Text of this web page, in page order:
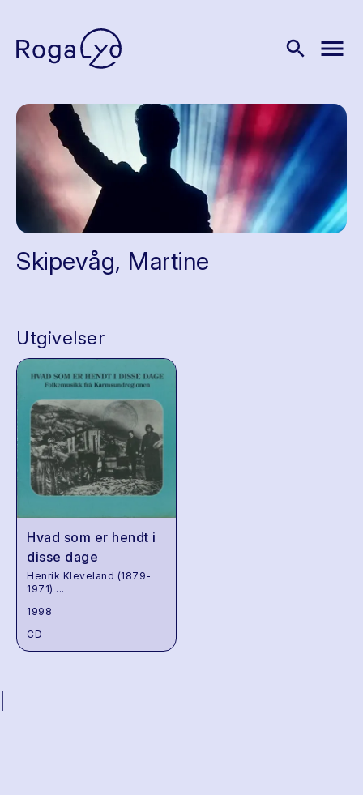
search menu
Skipevåg, Martine
Utgivelser
Hvad som er hendt i
disse dage
Henrik Kleveland (1879-
1971) ...
1998
CD